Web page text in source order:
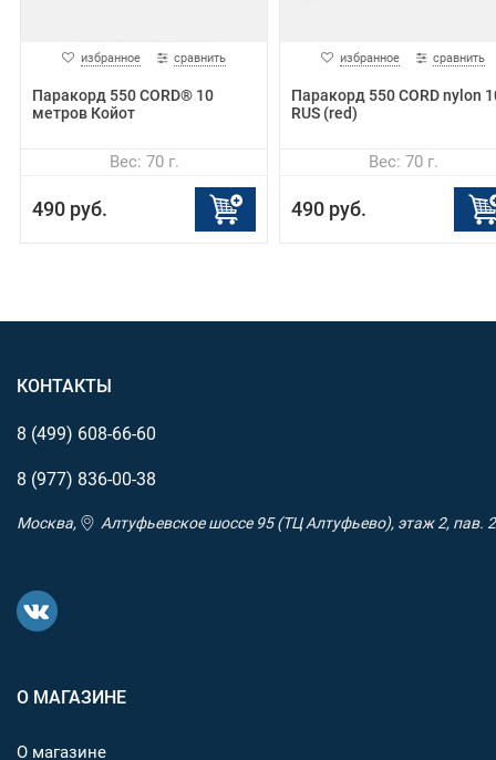
избранное сравнить
Паракорд 550 CORD® 10
метров Койот
Вес: 70 г.
490 руб.
избранное сравнить
Паракорд 550 CORD nylon
RUS (red)
Вес: 70 г.
490 руб.
КОНТАКТЫ
8 (499) 608-66-60
8 (977) 836-00-38
Москва, Алтуфьевское шоссе 95 (ТЦ Алтуфьево), этаж 2, пав. 2
О МАГАЗИНЕ
О магазине